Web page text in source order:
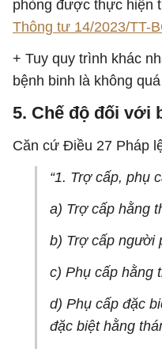
phòng được thực hiện
Thông tư 14/2023/TT-
+ Tuy quy trình khác
bệnh binh là không
5. Chế độ đối với
Căn cứ Điều 27 Pháp
“1. Trợ cấp, phụ
a) Trợ cấp hằng
b) Trợ cấp người
c) Phụ cấp hằng
d) Phụ cấp đặc
đặc biệt hằng